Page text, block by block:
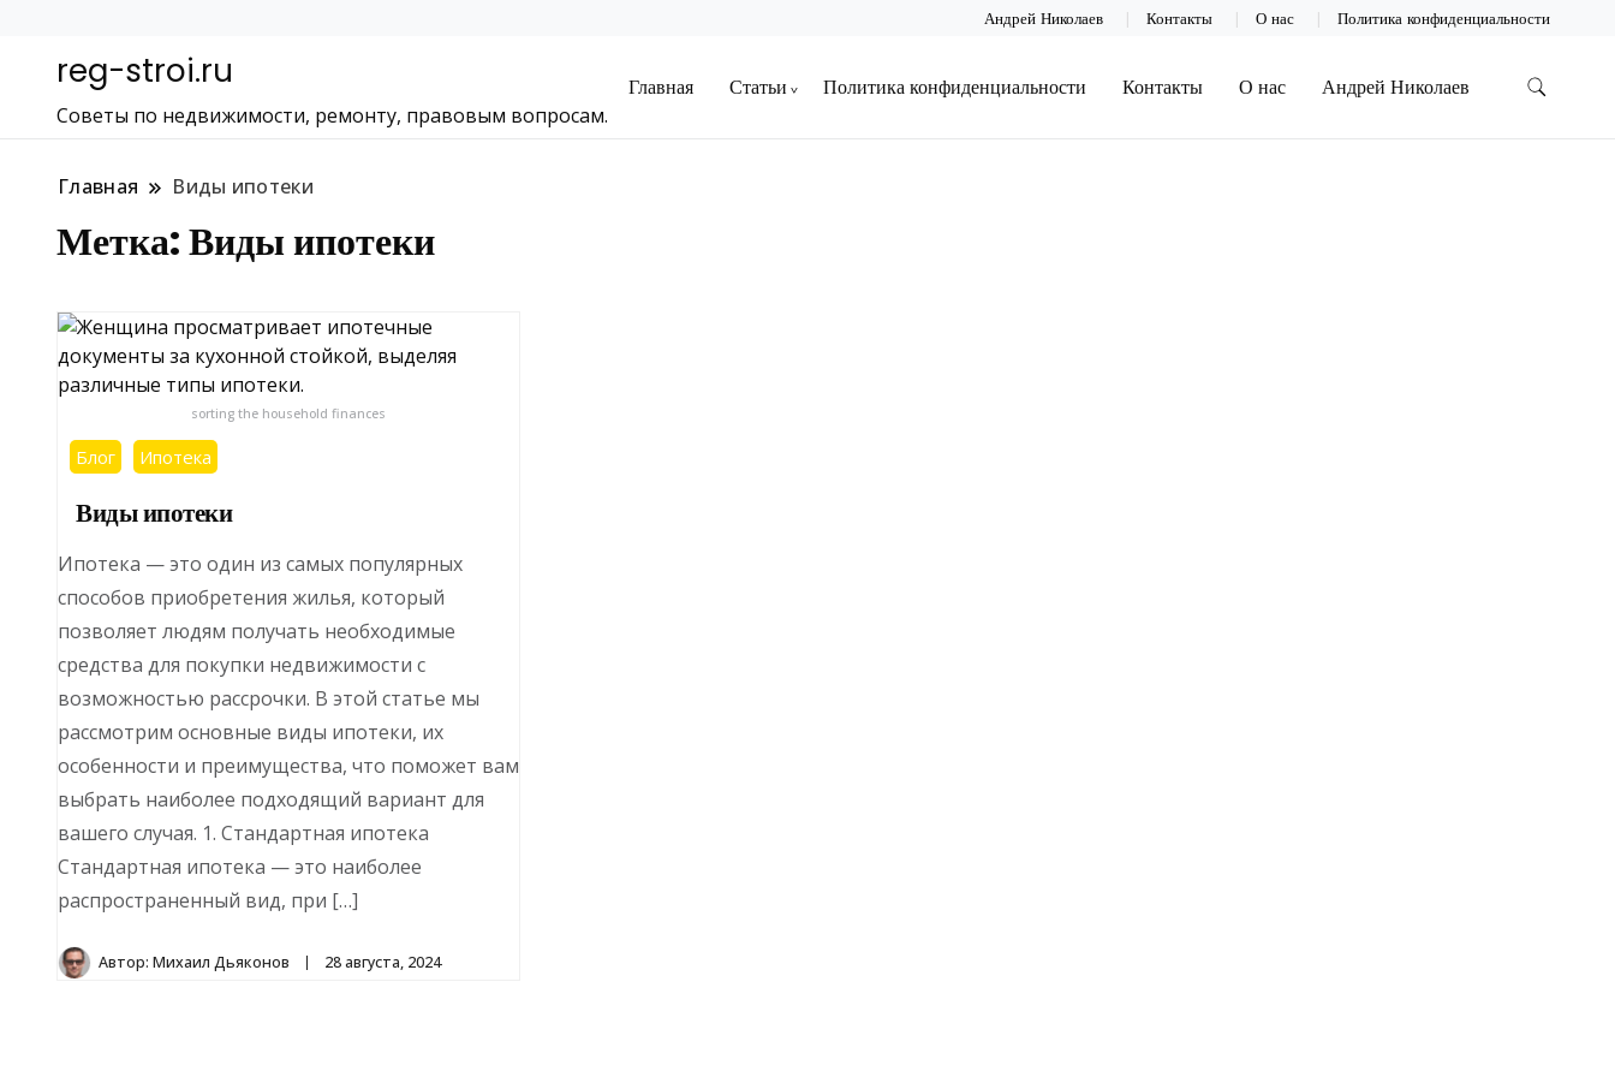
Андрей Николаев Контакты О нас Политика конфиденциальности
reg-stroi.ru
Советы по недвижимости, ремонту, правовым вопросам.
Главная Статьи Политика конфиденциальности Контакты О нас Андрей Николаев
Главная Виды ипотеки
Метка:Виды ипотеки
sorting the household finances
Блог Ипотека
Виды ипотеки
Ипотека — это один из самых популярных
способов приобретения жилья, который
позволяет людям получать необходимые
средства для покупки недвижимости с
возможностью рассрочки. В этой статье мы
рассмотрим основные виды ипотеки, их
особенности и преимущества, что поможет вам
выбрать наиболее подходящий вариант для
вашего случая. 1. Стандартная ипотека
Стандартная ипотека — это наиболее
распространенный вид, при […]
Автор: Михаил Дьяконов 28 августа, 2024